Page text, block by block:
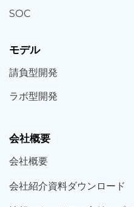
SOC
モデル
請負型開発
ラボ型開発
会社概要
会社概要
会社紹介資料ダウンロード